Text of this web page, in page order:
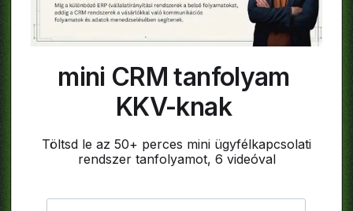
mini CRM tanfolyam
KKV-knak
Töltsd le az 50+ perces mini ügyfélkapcsolati
rendszer tanfolyamot, 6 videóval